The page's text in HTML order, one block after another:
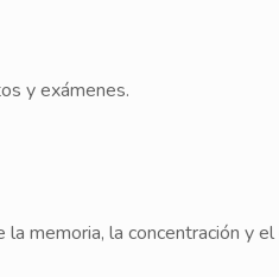
y exámenes.
memoria, la concentración y